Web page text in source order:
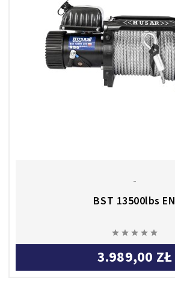
-
BST 13500lbs EN
    
3.989,00 ZŁ